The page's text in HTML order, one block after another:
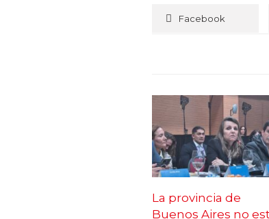
Facebook
La provincia de
Buenos Aires no